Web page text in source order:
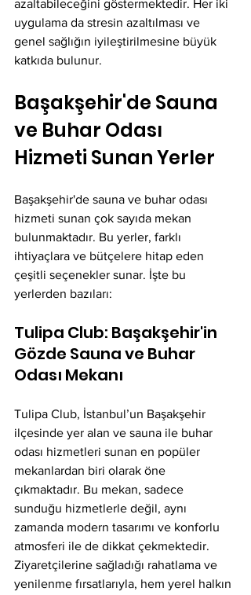
azaltabileceğini göstermektedir. Her iki
uygulama da stresin azaltılması ve
genel sağlığın iyileştirilmesine büyük
katkıda bulunur.
Başakşehir'de Sauna
ve Buhar Odası
Hizmeti Sunan Yerler
Başakşehir'de sauna ve buhar odası
hizmeti sunan çok sayıda mekan
bulunmaktadır. Bu yerler, farklı
ihtiyaçlara ve bütçelere hitap eden
çeşitli seçenekler sunar. İşte bu
yerlerden bazıları:
Tulipa Club: Başakşehir'in
Gözde Sauna ve Buhar
Odası Mekanı
Tulipa Club, İstanbul’un Başakşehir
ilçesinde yer alan ve sauna ile buhar
odası hizmetleri sunan en popüler
mekanlardan biri olarak öne
çıkmaktadır. Bu mekan, sadece
sunduğu hizmetlerle değil, aynı
zamanda modern tasarımı ve konforlu
atmosferi ile de dikkat çekmektedir.
Ziyaretçilerine sağladığı rahatlama ve
yenilenme fırsatlarıyla, hem yerel halkın